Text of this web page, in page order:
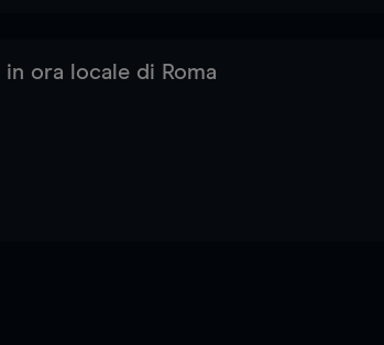
ora locale di Roma